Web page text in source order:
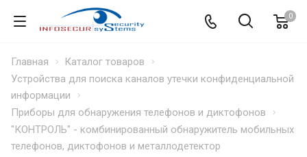
0
Главная
Каталог товаров
Устройства для поиска каналов утечки конфиденциальной
информации
Приборы для обнаружения телефонов и диктофонов
"КОНТРОЛЬ" - комбинированный обнаружитель мобильных
телефонов, диктофонов и металлодетектор